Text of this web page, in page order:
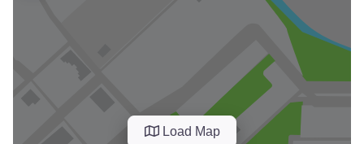
Load Map